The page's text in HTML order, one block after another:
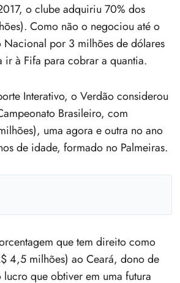
o clube adquiriu 70% dos
Como não o negociou até o
por 3 milhões de dólares
à Fifa para cobrar a quantia.
Interativo, o Verdão considerou
Brasileiro, com
uma agora e outra no ano
de idade, formado no Palmeiras.
que tem direito como
4,5 milhões) ao Ceará, dono de
que obtiver em uma futura